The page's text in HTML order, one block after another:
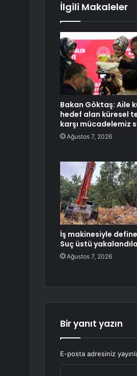
İlgili Makaleler
Bakan Göktaş: Aile
hedef alan küresel
karşı mücadelemiz
Ağustos 7, 2026
İş makinesiyle define
Suç üstü
Ağustos 7, 2026
Bir yanıt yazın
E-posta adresiniz